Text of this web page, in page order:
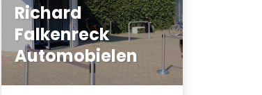
Richard
Falkenreck
Automobielen